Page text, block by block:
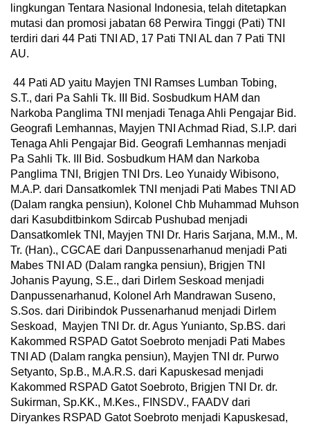
lingkungan Tentara Nasional Indonesia, telah ditetapkan
mutasi dan promosi jabatan 68 Perwira Tinggi (Pati) TNI
terdiri dari 44 Pati TNI AD, 17 Pati TNI AL dan 7 Pati TNI
AU.
44 Pati AD yaitu Mayjen TNI Ramses Lumban Tobing,
S.T., dari Pa Sahli Tk. III Bid. Sosbudkum HAM dan
Narkoba Panglima TNI menjadi Tenaga Ahli Pengajar Bid.
Geografi Lemhannas, Mayjen TNI Achmad Riad, S.I.P. dari
Tenaga Ahli Pengajar Bid. Geografi Lemhannas menjadi
Pa Sahli Tk. III Bid. Sosbudkum HAM dan Narkoba
Panglima TNI, Brigjen TNI Drs. Leo Yunaidy Wibisono,
M.A.P. dari Dansatkomlek TNI menjadi Pati Mabes TNI AD
(Dalam rangka pensiun), Kolonel Chb Muhammad Muhson
dari Kasubditbinkom Sdircab Pushubad menjadi
Dansatkomlek TNI, Mayjen TNI Dr. Haris Sarjana, M.M., M.
Tr. (Han)., CGCAE dari Danpussenarhanud menjadi Pati
Mabes TNI AD (Dalam rangka pensiun), Brigjen TNI
Johanis Payung, S.E., dari Dirlem Seskoad menjadi
Danpussenarhanud, Kolonel Arh Mandrawan Suseno,
S.Sos. dari Diribindok Pussenarhanud menjadi Dirlem
Seskoad, Mayjen TNI Dr. dr. Agus Yunianto, Sp.BS. dari
Kakommed RSPAD Gatot Soebroto menjadi Pati Mabes
TNI AD (Dalam rangka pensiun), Mayjen TNI dr. Purwo
Setyanto, Sp.B., M.A.R.S. dari Kapuskesad menjadi
Kakommed RSPAD Gatot Soebroto, Brigjen TNI Dr. dr.
Sukirman, Sp.KK., M.Kes., FINSDV., FAADV dari
Diryankes RSPAD Gatot Soebroto menjadi Kapuskesad,